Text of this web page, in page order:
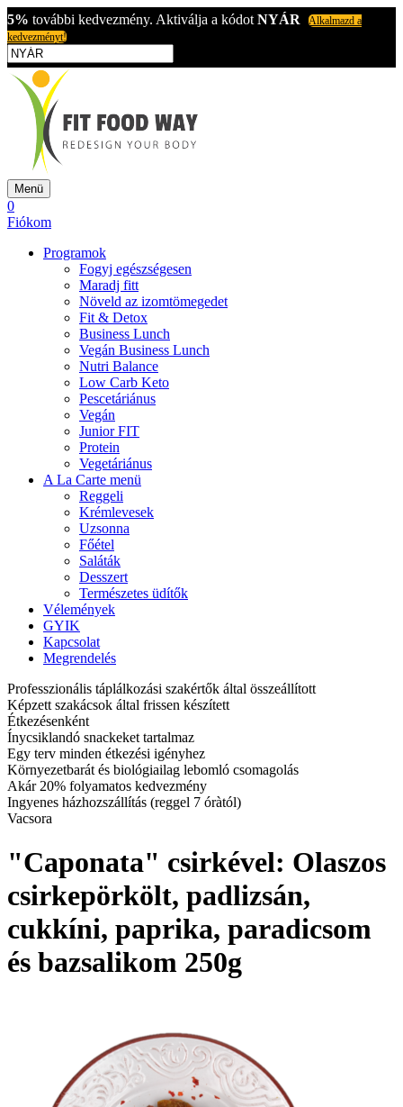
5% további kedvezmény. Aktiválja a kódot NYÁR
Alkalmazd a
kedvezményt!
Menü
0
Fiókom
Programok
Fogyj egészségesen
Maradj fitt
Növeld az izomtömegedet
Fit & Detox
Business Lunch
Vegán Business Lunch
Nutri Balance
Low Carb Keto
Pescetáriánus
Vegán
Junior FIT
Protein
Vegetáriánus
A La Carte menü
Reggeli
Krémlevesek
Uzsonna
Főétel
Saláták
Desszert
Természetes üdítők
Vélemények
GYIK
Kapcsolat
Megrendelés
Professzionális táplálkozási szakértők által összeállított
Képzett szakácsok által frissen készített
Étkezésenként
Ínycsiklandó snackeket tartalmaz
Egy terv minden étkezési igényhez
Környezetbarát és biológiailag lebomló csomagolás
Akár 20% folyamatos kedvezmény
Ingyenes házhozszállítás (reggel 7 óràtól)
Vacsora
"Caponata" csirkével: Olaszos
csirkepörkölt, padlizsán,
cukkíni, paprika, paradicsom
és bazsalikom 250g